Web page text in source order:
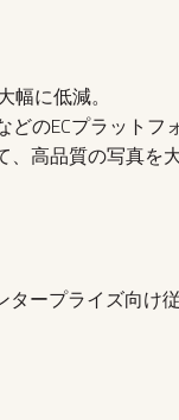
に低減。
どのECプラット
、高品質の写真を
タープライズ向け